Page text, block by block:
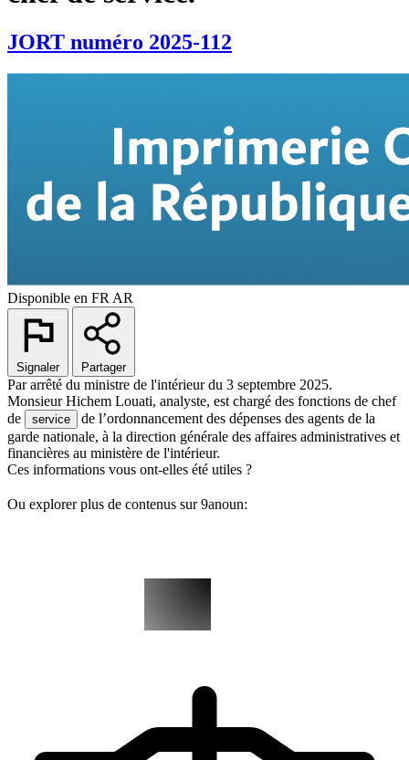
JORT numéro 2025-112
Disponible en FR AR
Signaler Partager
Par arrêté du ministre de l'intérieur du 3 septembre 2025.
Monsieur Hichem Louati, analyste, est chargé des fonctions de chef
de
service
de l’ordonnancement des dépenses des agents de la
garde nationale, à la direction générale des affaires administratives et
financières au ministère de l'intérieur.
Ces informations vous ont-elles été utiles ?
Ou explorer plus de contenus sur 9anoun: